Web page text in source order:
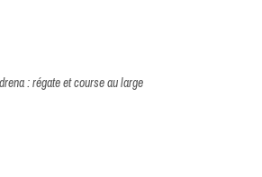
: régate et course au large